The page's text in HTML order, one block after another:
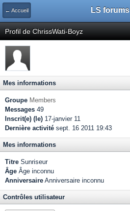
← Accueil LS forums
Profil de ChrissWati-Boyz
Mes informations
Groupe Members
Messages 49
Inscrit(e) (le) 17-janvier 11
Dernière activité sept. 16 2011 19:43
Mes informations
Titre Sunriseur
Âge Âge inconnu
Anniversaire Anniversaire inconnu
Contrôles utilisateur